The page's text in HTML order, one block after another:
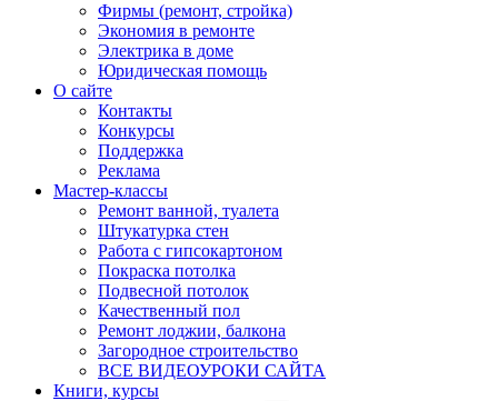
Фирмы (ремонт, стройка)
Экономия в ремонте
Электрика в доме
Юридическая помощь
О сайте
Контакты
Конкурсы
Поддержка
Реклама
Мастер-классы
Ремонт ванной, туалета
Штукатурка стен
Работа с гипсокартоном
Покраска потолка
Подвесной потолок
Качественный пол
Ремонт лоджии, балкона
Загородное строительство
ВСЕ ВИДЕОУРОКИ САЙТА
Книги, курсы